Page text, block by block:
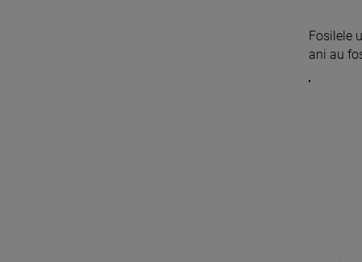
Fosilele
ani au